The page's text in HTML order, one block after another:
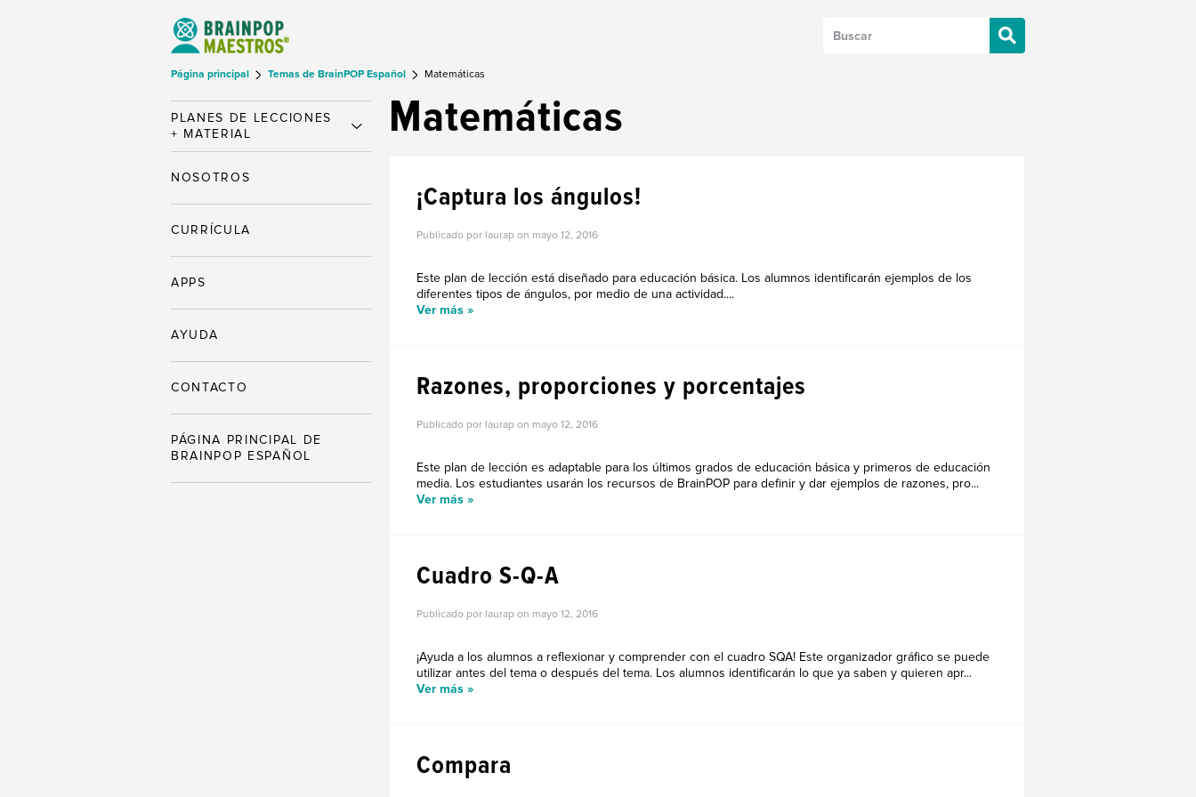
Página principal Temas de BrainPOP Español Matemáticas
Matemáticas
¡Captura los ángulos!
Publicado por laurap on mayo 12, 2016
Este plan de lección está diseñado para educación básica. Los alumnos identificarán ejemplos de los
diferentes tipos de ángulos, por medio de una actividad....
Ver más »
Razones, proporciones y porcentajes
Publicado por laurap on mayo 12, 2016
Este plan de lección es adaptable para los últimos grados de educación básica y primeros de educación
media. Los estudiantes usarán los recursos de BrainPOP para definir y dar ejemplos de razones, pro...
Ver más »
Cuadro S-Q-A
Publicado por laurap on mayo 12, 2016
¡Ayuda a los alumnos a reflexionar y comprender con el cuadro SQA! Este organizador gráfico se puede
utilizar antes del tema o después del tema. Los alumnos identificarán lo que ya saben y quieren apr...
Ver más »
Compara
PLANES DE LECCIONES
+ MATERIAL
NOSOTROS
CURRÍCULA
APPS
AYUDA
CONTACTO
PÁGINA PRINCIPAL DE
BRAINPOP ESPAÑOL